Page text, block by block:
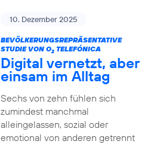
10. Dezember 2025
BEVÖLKERUNGSREPRÄSENTATIVE
STUDIE VON O2TELEFÓNICA
Digital vernetzt, aber
einsam im Alltag
Sechs von zehn fühlen sich
zumindest manchmal
alleingelassen, sozial oder
emotional von anderen getrennt